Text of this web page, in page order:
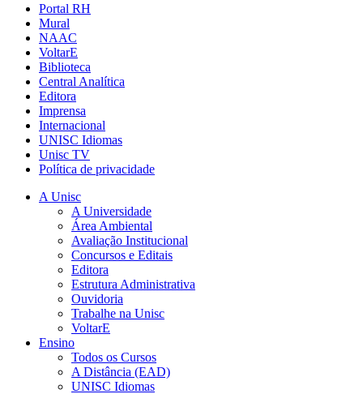
Portal RH
Mural
NAAC
VoltarE
Biblioteca
Central Analítica
Editora
Imprensa
Internacional
UNISC Idiomas
Unisc TV
Política de privacidade
A Unisc
A Universidade
Área Ambiental
Avaliação Institucional
Concursos e Editais
Editora
Estrutura Administrativa
Ouvidoria
Trabalhe na Unisc
VoltarE
Ensino
Todos os Cursos
A Distância (EAD)
UNISC Idiomas